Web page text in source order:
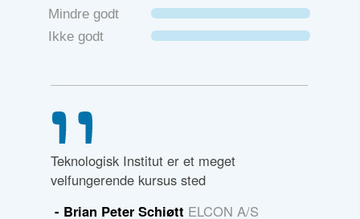
Mindre godt
Ikke godt
Teknologisk Institut er et meget
velfungerende kursus sted
- Brian Peter Schiøtt ELCON A/S